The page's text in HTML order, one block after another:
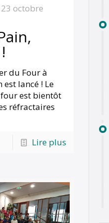
23 octobre
du Four à
lancé ! Le
est bientôt
réfractaires
Lire plus